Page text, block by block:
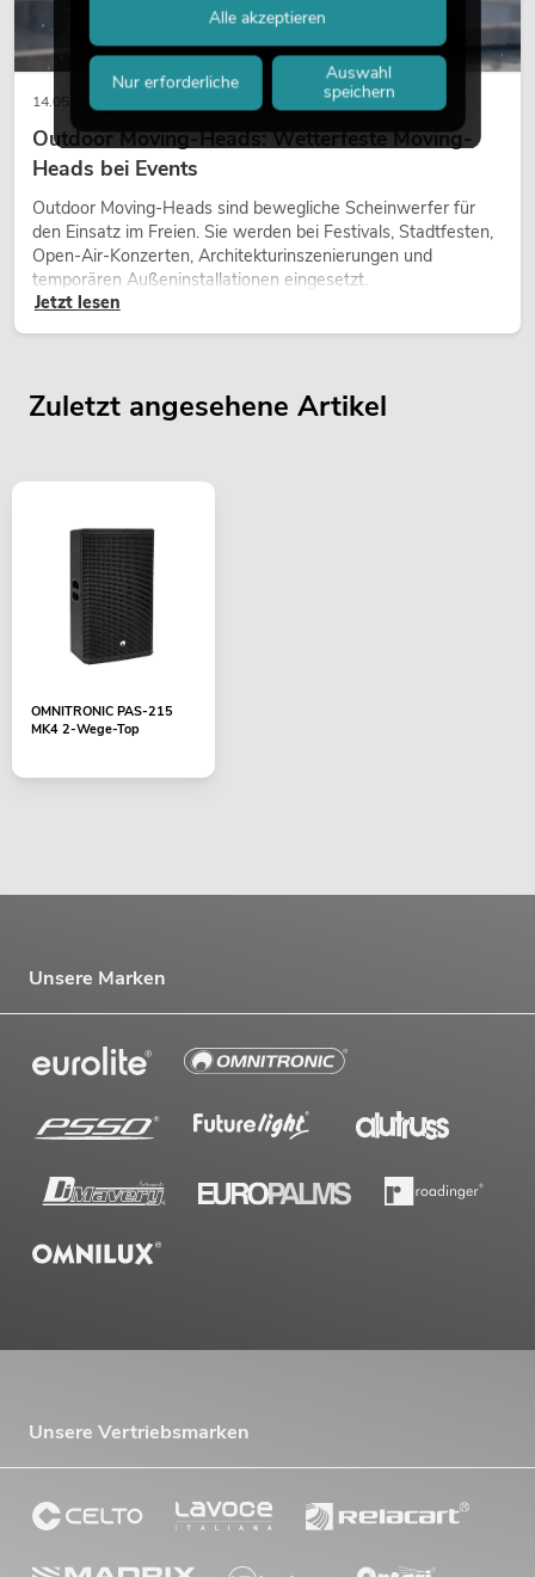
14.05.2026
Outdoor Moving-Heads: Wetterfeste Moving-
Heads bei Events
Outdoor Moving-Heads sind bewegliche Scheinwerfer für
den Einsatz im Freien. Sie werden bei Festivals, Stadtfesten,
Open-Air-Konzerten, Architekturinszenierungen und
temporären Außeninstallationen eingesetzt.
Jetzt lesen
Zuletzt angesehene Artikel
OMNITRONIC PAS-215
MK4 2-Wege-Top
Unsere Marken
Unsere Vertriebsmarken
Nur erforderliche
Auswahl
speichern
Alle akzeptieren